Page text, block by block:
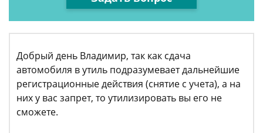
Добрый день Владимир, так как сдача
автомобиля в утиль подразумевает дальнейшие
регистрационные действия (снятие с учета), а на
них у вас запрет, то утилизировать вы его не
сможете.